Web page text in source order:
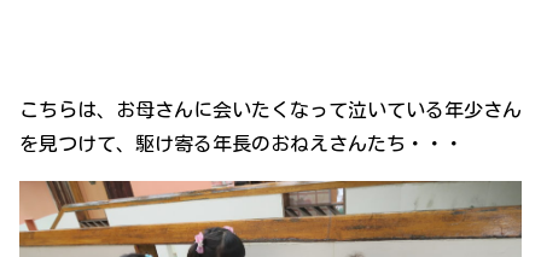
こちらは、お母さんに会いたくなって泣いている年少さん
を見つけて、駆け寄る年長のおねえさんたち・・・